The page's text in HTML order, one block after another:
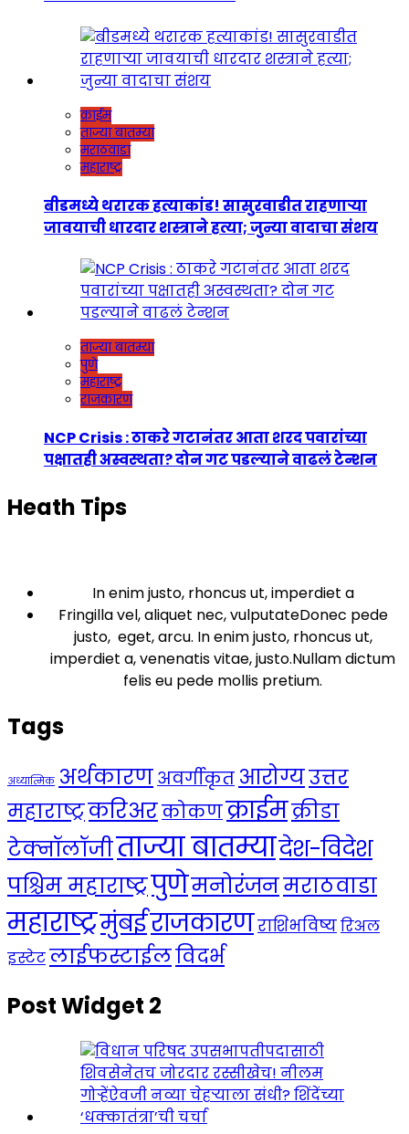
क्राईम
ताज्या बातम्या
मराठवाडा
महाराष्ट्र
बीडमध्ये थरारक हत्याकांड! सासुरवाडीत राहणाऱ्या
जावयाची धारदार शस्त्राने हत्या; जुन्या वादाचा संशय
ताज्या बातम्या
पुणे
महाराष्ट्र
राजकारण
NCP Crisis : ठाकरे गटानंतर आता शरद पवारांच्या
पक्षातही अस्वस्थता? दोन गट पडल्याने वाढलं टेन्शन
Heath Tips
In enim justo, rhoncus ut, imperdiet a
Fringilla vel, aliquet nec, vulputateDonec pede
justo, eget, arcu. In enim justo, rhoncus ut,
imperdiet a, venenatis vitae, justo.Nullam dictum
felis eu pede mollis pretium.
Tags
अध्यात्मिक अर्थकारणअवर्गीकृत आरोग्यउत्तर
महाराष्ट्रकरिअरकोकणक्राईमक्रीडा
टेक्नॉलॉजीताज्या बातम्यादेश-विदेश
पश्चिम महाराष्ट्रपुणेमनोरंजनमराठवाडा
महाराष्ट्रमुंबईराजकारणराशिभविष्यरिअल
इस्टेटलाईफस्टाईलविदर्भ
Post Widget 2